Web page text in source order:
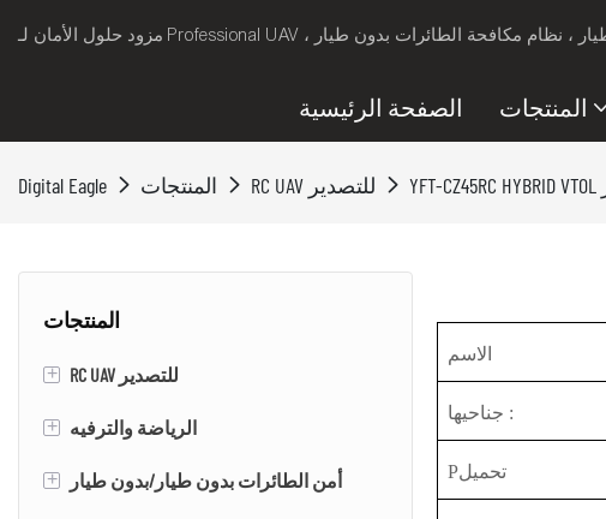
الصفحة الرئيسية المنتجات
Digital Eagle المنتجات RC UAV للتصدير
المنتجات
+ RC UAV للتصدير
RC VTOL ثابت الجناح الطائرات بدون
+ الرياضة والترفيه
لوح تزلج كهربائي + أمن الطائرات بدون طيار/بدون طيار
الاسم
:
Pتحميل